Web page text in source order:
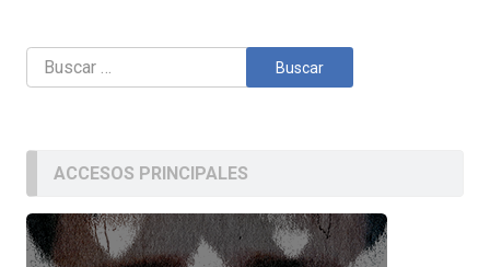
Buscar:
ACCESOS PRINCIPALES